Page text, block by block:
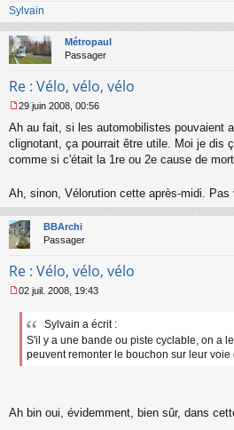
Sylvain
Métropaul
Passager
Re : Vélo, vélo, vélo
e
s
s
e
n
o
n
l
29 juin 2008, 00:56
Ah au fait, si les automobilistes pouvaient
clignotant, ça pourrait être utile. Moi je dis
comme si c'était la 1re ou 2e cause de
Ah, sinon, Vélorution cette après-midi.
BBArchi
Passager
Re : Vélo, vélo, vélo
e
g
n
02 juil. 2008, 19:43
Sylvain a écrit :
S'il y a une bande ou piste cyclable, on a
peuvent remonter le bouchon sur leur voie
Ah bin oui, évidemment, bien sûr, dans